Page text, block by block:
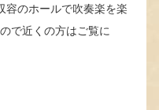
のホールで吹奏楽を楽
で近くの方はご覧に